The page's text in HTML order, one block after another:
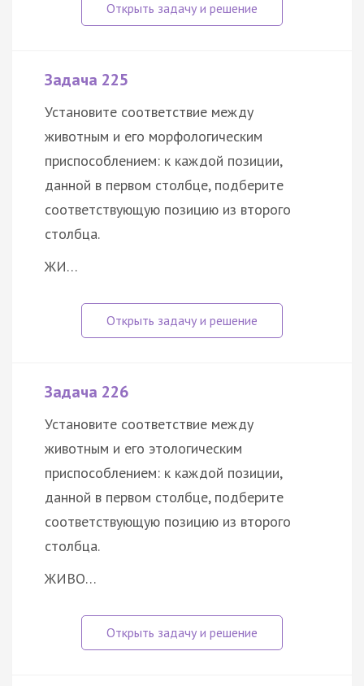
Задача 225
Установите соответствие между
животным и его морфологическим
приспособлением: к каждой позиции,
данной в первом столбце, подберите
соответствующую позицию из второго
столбца.
ЖИ…
Задача 226
Установите соответствие между
животным и его этологическим
приспособлением: к каждой позиции,
данной в первом столбце, подберите
соответствующую позицию из второго
столбца.
ЖИВО…